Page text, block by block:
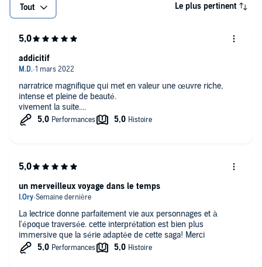
Tout Le plus pertinent
narratrice magnifique qui met en valeur une œuvre riche,
intense et pleine de beauté.
vivement la suite....
addicitif
La lectrice donne parfaitement vie aux personnages et à
l'époque traversée. cette interprétation est bien plus
immersive que la série adaptée de cette saga! Merci
un merveilleux voyage dans le temps